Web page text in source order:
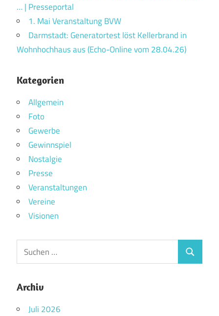
… | Presseportal
1. Mai Veranstaltung BVW
Darmstadt: Generatortest löst Kellerbrand in
Wohnhochhaus aus (Echo-Online vom 28.04.26)
Kategorien
Allgemein
Foto
Gewerbe
Gewinnspiel
Nostalgie
Presse
Veranstaltungen
Vereine
Visionen
Archiv
Juli 2026